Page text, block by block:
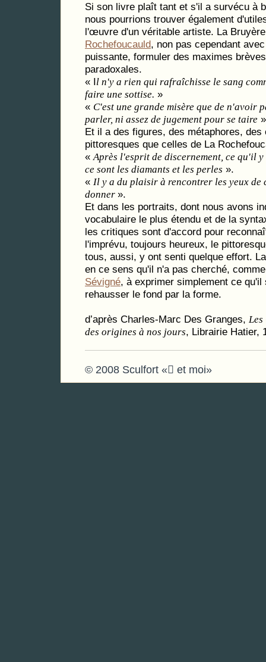
Si son livre plaît tant et s'il a survécu à
nous pourrions trouver également
l'œuvre d'un véritable artiste. La
Rochefoucauld, non pas cependant
puissante, formuler des maximes
paradoxales.
« Il n'y a rien qui rafraîchisse le sang
faire une sottise. »
« C'est une grande misère que de n'avoir
parler, ni assez de jugement pour se taire
Et il a des figures, des métaphores,
pittoresques que celles de La
«Après l'esprit de discernement, ce qu'il
ce sont les diamants et les perles ».
« Il y a du plaisir à rencontrer les yeux de
donner ».
Et dans les portraits, dont nous avons
vocabulaire le plus étendu et de la
les critiques sont d'accord pour
l'imprévu, toujours heureux, le
tous, aussi, y ont senti quelque effort.
en ce sens qu'il n'a pas cherché,
Sévigné, à exprimer simplement ce
rehausser le fond par la forme.
d’après Charles-Marc Des Granges,
des origines à nos jours, Librairie Hatier,
© 2008 Sculfort « et moi»